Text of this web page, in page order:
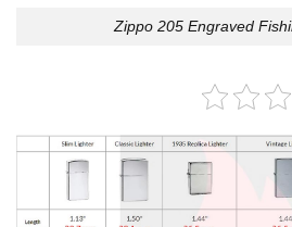
Zippo 205 Engraved